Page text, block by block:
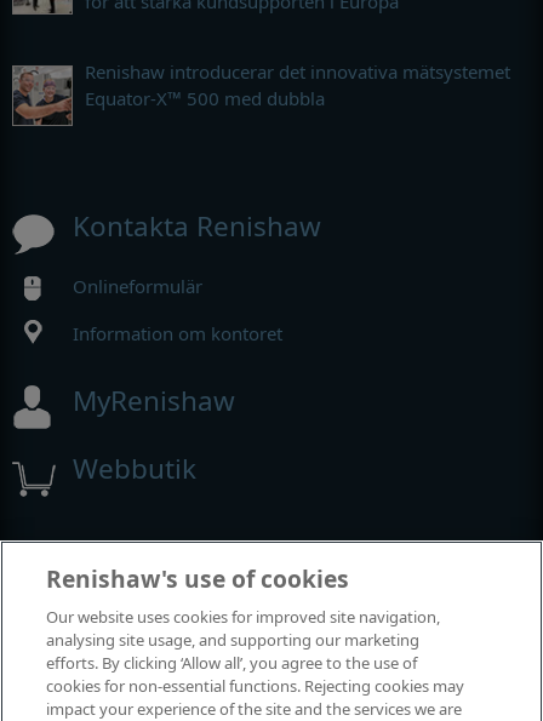
Renishaw introducerar det innovativa mätsystemet
Equator-X™ 500 med dubbla
Kontakta Renishaw
Onlineformulär
Information om kontoret
MyRenishaw
Webbutik
Utställningar och konferenser
Tillställningar där vi deltar
Renishaw's use of cookies
Our website uses cookies for improved site navigation,
analysing site usage, and supporting our marketing
efforts. By clicking ‘Allow all’, you agree to the use of
cookies for non-essential functions. Rejecting cookies may
impact your experience of the site and the services we are